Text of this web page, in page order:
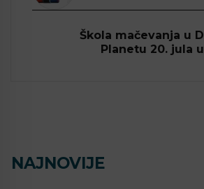
Škola mačevanja u
Planetu 20. jula
NAJNOVIJE